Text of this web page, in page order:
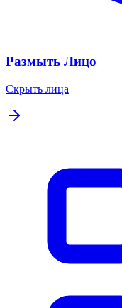
Размыть Лицо
Скрыть лица